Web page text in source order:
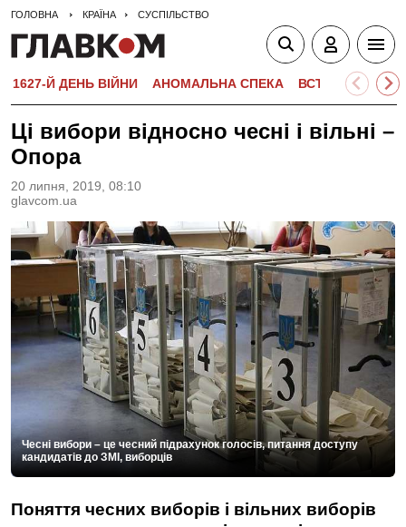
ГОЛОВНА КРАЇНА СУСПІЛЬСТВО
1627-Й ДЕНЬ ВІЙНИ АНОМАЛЬНА СПЕКА ВСТУПНА
Ці вибори відносно чесні і вільні –
Опора
20 липня, 2019, 08:10
glavcom.ua
Чесні вибори – це чесний підрахунок голосів, питання доступу
кандидатів до ЗМІ, виборців
Поняття чесних виборів і вільних виборів